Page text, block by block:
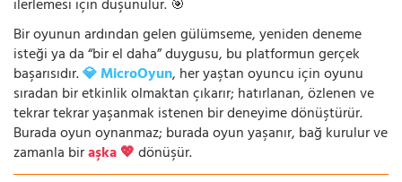
ilerlemesi için düşünülür. 🎯
Bir oyunun ardından gelen gülümseme, yeniden deneme
isteği ya da “bir el daha” duygusu, bu platformun gerçek
başarısıdır.💎 MicroOyun, her yaştan oyuncu için oyunu
sıradan bir etkinlik olmaktan çıkarır; hatırlanan, özlenen ve
tekrar tekrar yaşanmak istenen bir deneyime dönüştürür.
Burada oyun oynanmaz; burada oyun yaşanır, bağ kurulur ve
zamanla biraşka 💖dönüşür.